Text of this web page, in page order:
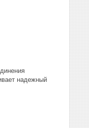
надежный